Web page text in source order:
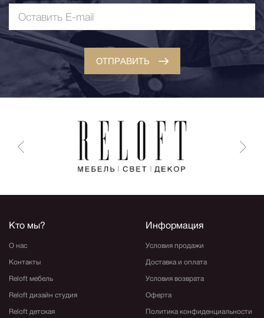
ОТПРАВИТЬ
Кто мы?
О нас
Контакты
Reloft мебель
Reloft дизайн студия
Reloft детская
Информация
Условия продажи
Доставка и оплата
Условия возврата
Оферта
Политика конфиденциальности